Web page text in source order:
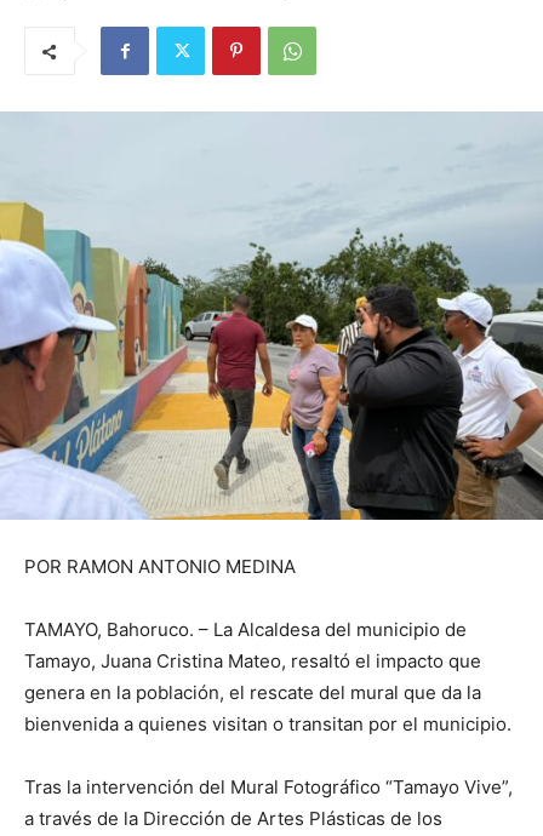
POR RAMON ANTONIO MEDINA
TAMAYO, Bahoruco. – La Alcaldesa del municipio de
Tamayo, Juana Cristina Mateo, resaltó el impacto que
genera en la población, el rescate del mural que da la
bienvenida a quienes visitan o transitan por el municipio.
Tras la intervención del Mural Fotográfico “Tamayo Vive”,
a través de la Dirección de Artes Plásticas de los